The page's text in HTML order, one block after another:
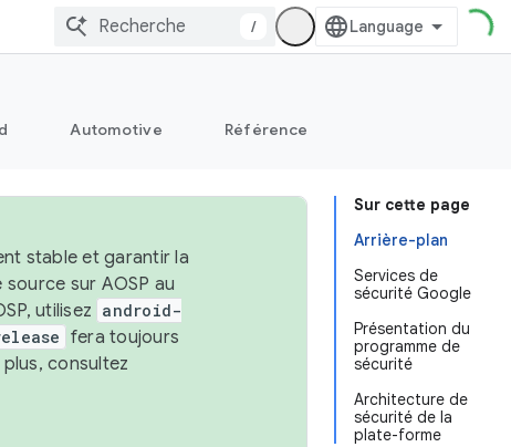
/
Automotive Référence
Sur cette page
Arrière-plan
Services de
sécurité Google
Présentation du
programme de
sécurité
Architecture de
sécurité de la
plate-forme
stable et garantir la
sur AOSP au
utilisez android-
fera toujours
consultez